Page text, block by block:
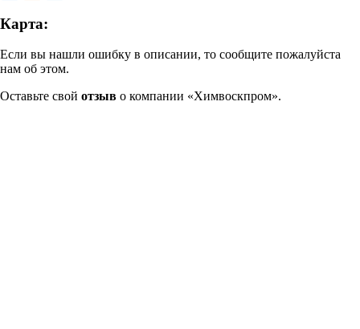
Карта:
Если вы нашли ошибку в описании, то сообщите пожалуйста
нам об этом.
Оставьте свой отзыв о компании «Химвоскпром».